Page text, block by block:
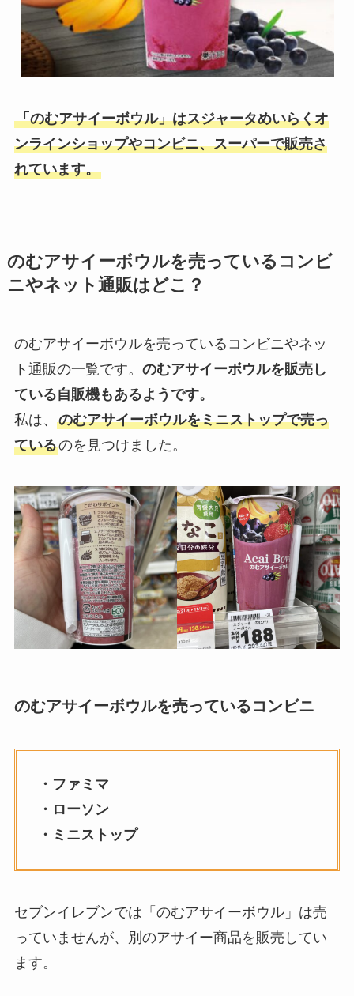
「のむアサイーボウル」はスジャータめいらくオ
ンラインショップやコンビニ、スーパーで販売さ
れています。
のむアサイーボウルを売っているコンビ
ニやネット通販はどこ？
のむアサイーボウルを売っているコンビニやネッ
ト通販の一覧です。 のむアサイーボウルを販売し
ている自販機もあるようです。
私は、 のむアサイーボウルをミニストップで売っ
ているのを見つけました。
のむアサイーボウルを売っているコンビニ
・ファミマ
・ローソン
・ミニストップ
セブンイレブンでは「のむアサイーボウル」は売
っていませんが、別のアサイー商品を販売してい
ます。